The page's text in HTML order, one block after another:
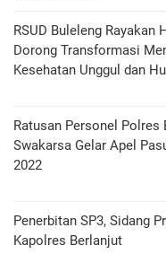
RSUD Buleleng Rayakan
Dorong Transformasi
Kesehatan Unggul dan
Ratusan Personel Polres
Swakarsa Gelar Apel
2022
Penerbitan SP3, Sidang
Kapolres Berlanjut